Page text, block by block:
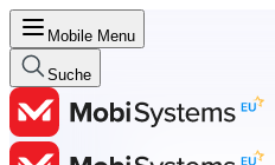
Mobile Menu
Suche